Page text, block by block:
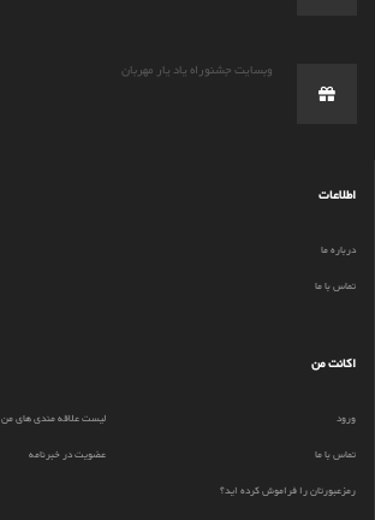
وبسایت جشنوراه یاد یار مهربان
اطلاعات
درباره ما
تماس با ما
اکانت من
ورود
لیست علاقه مندی های من
تماس با ما
عضویت در خبرنامه
رمزعبورتان را فراموش کرده اید؟